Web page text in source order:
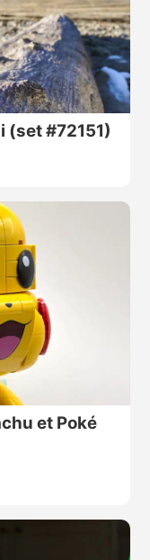
(set #72151)
et Poké